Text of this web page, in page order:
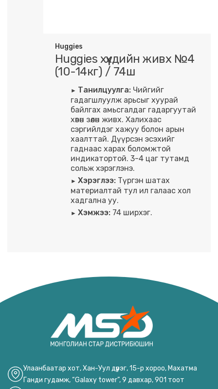
Huggies
Huggies хүүхдийн живх №4
(10-14кг) / 74ш
Танилцуулга:Чийгийг
гадагшлуулж арьсыг хуурай
байлгах амьсгалдаг гадаргуутай
хөвөн зөөлөн живх. Халихаас
сэргийлдэг хажуу болон арын
хаалттай. Дүүрсэн эсэхийг
гаднаас харах боломжтой
индикатортой. 3-4 цаг тутамд
сольж хэрэглэнэ.
Хэрэглээ:Түргэн шатах
материалтай тул ил галаас хол
хадгална уу.
Хэмжээ:74 ширхэг.
Улаанбаатар хот, Хан-Уул дүүрэг, 15-р хороо, Махатма
Ганди гудамж, “Galaxy tower”, 9 давхар, 901 тоот